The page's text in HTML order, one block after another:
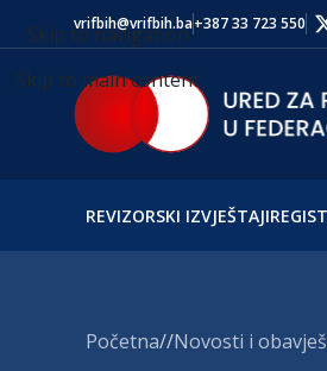
Skip to navigation
Skip to main content
vrifbih@vrifbih.ba+387 33 723 550
REVIZORSKI IZVJEŠTAJI
Početna/ Novosti i